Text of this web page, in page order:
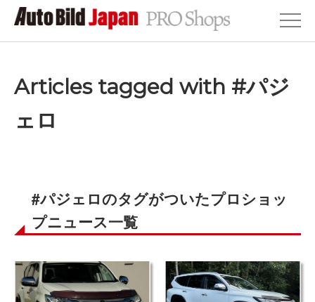
Articles tagged with #パジ
ェロ
#パジェロのタグがついたプロショッ
プニュース一覧